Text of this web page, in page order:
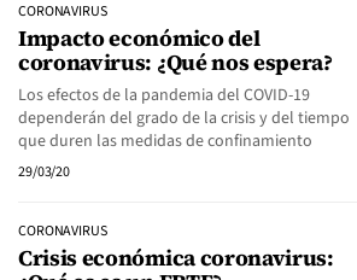
CORONAVIRUS
Impacto económico del
coronavirus: ¿Qué nos espera?
Los efectos de la pandemia del COVID-19
dependerán del grado de la crisis y del tiempo
que duren las medidas de confinamiento
29/03/20
CORONAVIRUS
Crisis económica coronavirus: